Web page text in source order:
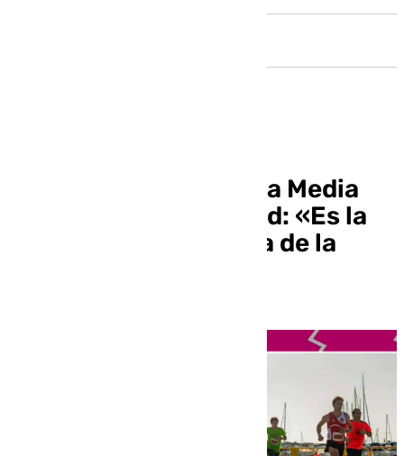
Benalmádena acoge la Media
Maratón Holiday World: «Es la
carrera más completa de la